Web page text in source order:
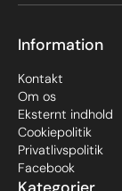
Information
Kontakt
Om os
Eksternt indhold
Cookiepolitik
Privatlivspolitik
Facebook